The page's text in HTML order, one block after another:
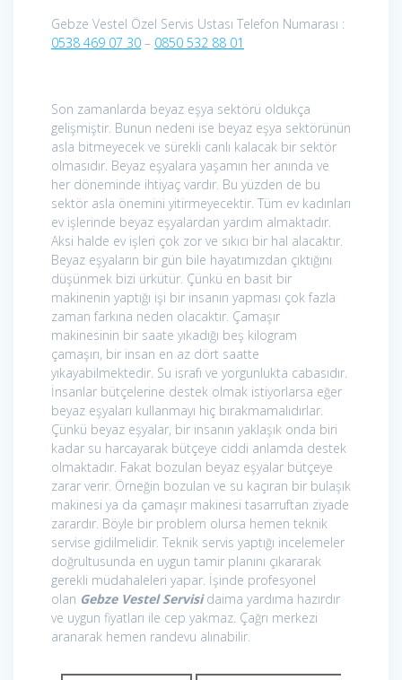
Gebze Vestel Özel Servis Ustası Telefon Numarası :
0538 469 07 30 – 0850 532 88 01
Son zamanlarda beyaz eşya sektörü oldukça
gelişmiştir. Bunun nedeni ise beyaz eşya sektörünün
asla bitmeyecek ve sürekli canlı kalacak bir sektör
olmasıdır. Beyaz eşyalara yaşamın her anında ve
her döneminde ihtiyaç vardır. Bu yüzden de bu
sektör asla önemini yitirmeyecektir. Tüm ev kadınları
ev işlerinde beyaz eşyalardan yardım almaktadır.
Aksi halde ev işleri çok zor ve sıkıcı bir hal alacaktır.
Beyaz eşyaların bir gün bile hayatımızdan çıktığını
düşünmek bizi ürkütür. Çünkü en basit bir
makinenin yaptığı işi bir insanın yapması çok fazla
zaman farkına neden olacaktır. Çamaşır
makinesinin bir saate yıkadığı beş kilogram
çamaşırı, bir insan en az dört saatte
yıkayabilmektedir. Su israfı ve yorgunlukta cabasıdır.
İnsanlar bütçelerine destek olmak istiyorlarsa eğer
beyaz eşyaları kullanmayı hiç bırakmamalıdırlar.
Çünkü beyaz eşyalar, bir insanın yaklaşık onda biri
kadar su harcayarak bütçeye ciddi anlamda destek
olmaktadır. Fakat bozulan beyaz eşyalar bütçeye
zarar verir. Örneğin bozulan ve su kaçıran bir bulaşık
makinesi ya da çamaşır makinesi tasarruftan ziyade
zarardır. Böyle bir problem olursa hemen teknik
servise gidilmelidir. Teknik servis yaptığı incelemeler
doğrultusunda en uygun tamir planını çıkararak
gerekli müdahaleleri yapar. İşinde profesyonel
olan Gebze Vestel Servisidaima yardıma hazırdır
ve uygun fiyatları ile cep yakmaz. Çağrı merkezi
aranarak hemen randevu alınabilir.